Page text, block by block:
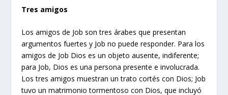
Tres amigos
Los amigos de Job son tres árabes que presentan
argumentos fuertes y Job no puede responder. Para los
amigos de Job Dios es un objeto ausente, indiferente;
para Job, Dios es una persona presente e involucrada.
Los tres amigos muestran un trato cortés con Dios; Job
tuvo un matrimonio tormentoso con Dios, que incluyó